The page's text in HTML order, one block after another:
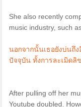
She also recently
music industry, such
นอกจากนั้นเธอยังบ่นถึ
ปัจจุบัน ทั้งการละเมิดลิ
After pulling off her
Youtube doubled.